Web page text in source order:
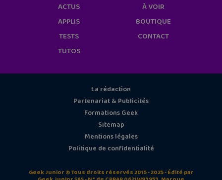
ACTUS
APPLIS
TESTS
TUTOS
À VOIR
BOUTIQUE
CONTACT
La rédaction
Partenariat & Publicités
Formations Geek
Sitemap
Mentions légales
Politique de confidentialité
Geek Junior © Tous droits réservés 2015 - 2025 - Édité par